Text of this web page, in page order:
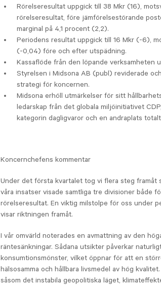
Rörelseresultat uppgick till 38 Mkr (16),
rörelseresultat, före jämförelsestörande
marginal på 4,1 procent (2,2).
Periodens resultat uppgick till 16 Mkr (-6),
(-0,04) före och efter utspädning.
Kassaflöde från den löpande verksamheten
Styrelsen i Midsona AB (publ) reviderade
strategi för koncernen.
Midsona erhöll utmärkelser för sitt
ledarskap från det globala miljöinitiativet
kategorin dagligvaror och en andraplats
Koncernchefens kommentar
Under det första kvartalet tog vi flera steg framåt
våra insatser visade samtliga tre divisioner både
rörelseresultat. En viktig milstolpe för oss under
visar riktningen framåt.
I vår omvärld noterades en avmattning av den
räntesänkningar. Sådana utsikter påverkar
konsumtionsmönster, vilket öppnar för att en
hälsosamma och hållbara livsmedel av hög
såsom det instabila geopolitiska läget,